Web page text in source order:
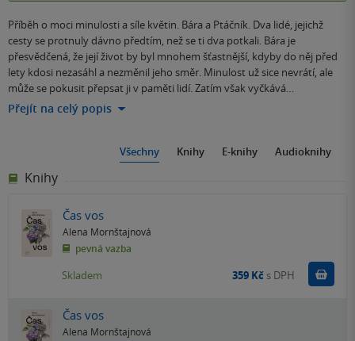
Příběh o moci minulosti a síle květin. Bára a Ptáčník. Dva lidé, jejichž
cesty se protnuly dávno předtím, než se ti dva potkali. Bára je
přesvědčená, že její život by byl mnohem šťastnější, kdyby do něj před
lety kdosi nezasáhl a nezměnil jeho směr. Minulost už sice nevrátí, ale
může se pokusit přepsat ji v paměti lidí. Zatím však vyčkává…
Přejít na celý popis
Všechny Knihy E-knihy Audioknihy
Knihy
Čas vos
Alena Mornštajnová
pevná vazba
Skladem 359 Kč s DPH
Čas vos
Alena Mornštajnová